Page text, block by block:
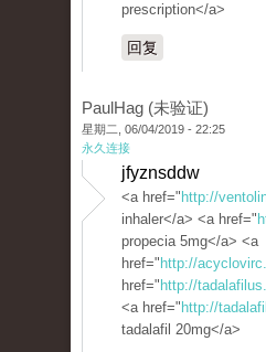
prescription</a>
回复
PaulHag (未验证)
星期二, 06/04/2019 - 22:25
永久连接
jfyznsddw
<a href=" http://
inhaler</a> <a href="
propecia 5mg</a> <a
href=" http://
href=" http://
<a href=" http://
tadalafil 20mg</a>